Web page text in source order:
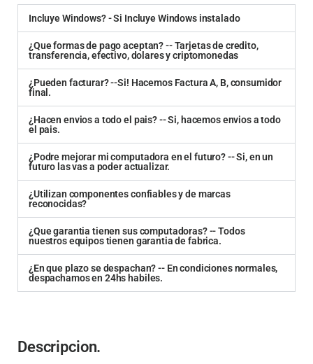
Incluye Windows? - Si Incluye Windows instalado
¿Que formas de pago aceptan? -- Tarjetas de credito,
transferencia, efectivo, dolares y criptomonedas
¿Pueden facturar? --Si! Hacemos Factura A, B, consumidor
final.
¿Hacen envios a todo el pais? -- Si, hacemos envios a todo
el pais.
¿Podre mejorar mi computadora en el futuro? -- Si, en un
futuro las vas a poder actualizar.
¿Utilizan componentes confiables y de marcas
reconocidas?
¿Que garantia tienen sus computadoras? -- Todos
nuestros equipos tienen garantia de fabrica.
¿En que plazo se despachan? -- En condiciones normales,
despachamos en 24hs habiles.
Descripcion.